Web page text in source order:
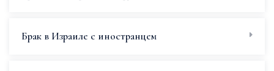
Брак в Израиле с иностранцем